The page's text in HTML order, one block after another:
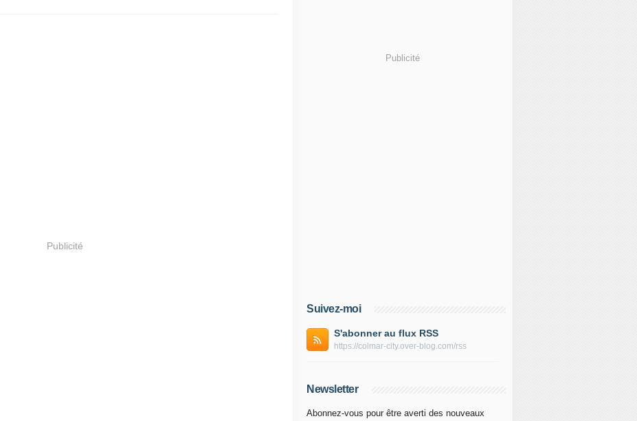
Publicité
Publicité
Suivez-moi
S'abonner au flux RSS
https://colmar-city.over-blog.com/rss
Newsletter
Abonnez-vous pour être averti des nouveaux